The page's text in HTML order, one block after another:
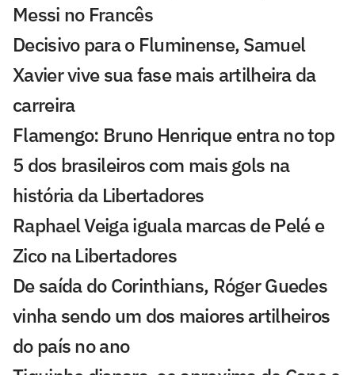
Messi no Francês
Decisivo para o Fluminense, Samuel
Xavier vive sua fase mais artilheira da
carreira
Flamengo: Bruno Henrique entra no top
5 dos brasileiros com mais gols na
história da Libertadores
Raphael Veiga iguala marcas de Pelé e
Zico na Libertadores
De saída do Corinthians, Róger Guedes
vinha sendo um dos maiores artilheiros
do país no ano